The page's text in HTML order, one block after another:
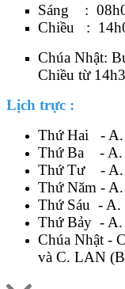
Sáng :
Chiều :
Chúa Nhật:
Chiều từ
Lịch trực :
Thứ Hai -
Thứ Ba -
Thứ Tư -
Thứ Năm -
Thứ Sáu -
Thứ Bảy -
Chúa Nhật -
và C. LAN